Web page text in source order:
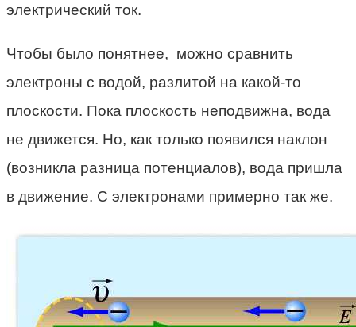
электрический ток.
Чтобы было понятнее, можно сравнить
электроны с водой, разлитой на какой-то
плоскости. Пока плоскость неподвижна, вода
не движется. Но, как только появился наклон
(возникла разница потенциалов), вода пришла
в движение. С электронами примерно так же.